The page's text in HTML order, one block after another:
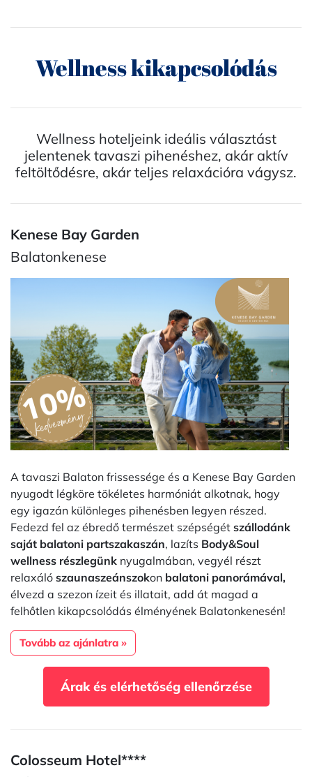
Wellness kikapcsolódás
Wellness hoteljeink ideális választást
jelentenek tavaszi pihenéshez, akár aktív
feltöltődésre, akár teljes relaxációra vágysz.
Kenese Bay Garden
Balatonkenese
A tavaszi Balaton frissessége és a Kenese Bay Garden
nyugodt légköre tökéletes harmóniát alkotnak, hogy
egy igazán különleges pihenésben legyen részed.
Fedezd fel az ébredő természet szépségét szállodánk
saját balatoni partszakaszán, lazíts Body&Soul
wellness részlegünk nyugalmában, vegyél részt
relaxáló szaunaszeánszokon balatoni panorámával,
élvezd a szezon ízeit és illatait, add át magad a
felhőtlen kikapcsolódás élményének Balatonkenesén!
Tovább az ajánlatra »
Árak és elérhetőség ellenőrzése
Colosseum Hotel****